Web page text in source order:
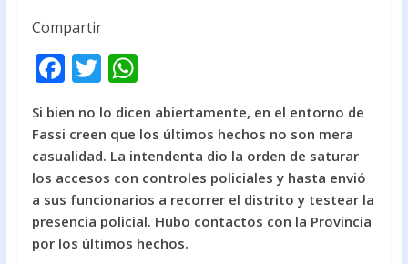
Compartir
F
e
b
o
o
k
T
w
itt
er
W
at
s
A
p
p
Si bien no lo dicen abiertamente, en el entorno de
Fassi creen que los últimos hechos no son mera
casualidad. La intendenta dio la orden de saturar
los accesos con controles policiales y hasta envió
a sus funcionarios a recorrer el distrito y testear la
presencia policial. Hubo contactos con la Provincia
por los últimos hechos.